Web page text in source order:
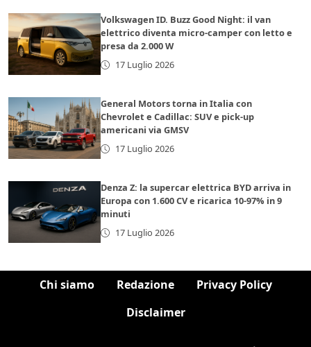
Volkswagen ID. Buzz Good Night: il van
elettrico diventa micro-camper con letto e
presa da 2.000 W
17 Luglio 2026
General Motors torna in Italia con
Chevrolet e Cadillac: SUV e pick-up
americani via GMSV
17 Luglio 2026
Denza Z: la supercar elettrica BYD arriva in
Europa con 1.600 CV e ricarica 10-97% in 9
minuti
17 Luglio 2026
Chi siamo Redazione
Privacy Policy
Disclaimer